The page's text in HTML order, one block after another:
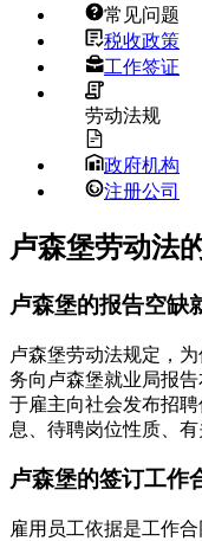
常见问题
税收政策
工作签证
劳动法规
政府机构
注册公司
卢森堡劳动法
卢森堡的报告空缺
卢森堡劳动法规定，
务向卢森堡就业局报
于雇主向社会发布招
息、待聘岗位性质、有
卢森堡的签订工作
雇用员工依据是工作